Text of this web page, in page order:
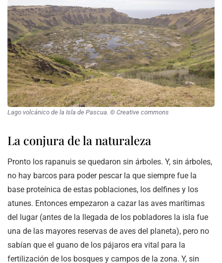
Lago volcánico de la Isla de Pascua. © Creative commons
La conjura de la naturaleza
Pronto los rapanuis se quedaron sin árboles. Y, sin árboles,
no hay barcos para poder pescar la que siempre fue la
base proteínica de estas poblaciones, los delfines y los
atunes. Entonces empezaron a cazar las aves marítimas
del lugar (antes de la llegada de los pobladores la isla fue
una de las mayores reservas de aves del planeta), pero no
sabían que el guano de los pájaros era vital para la
fertilización de los bosques y campos de la zona. Y, sin